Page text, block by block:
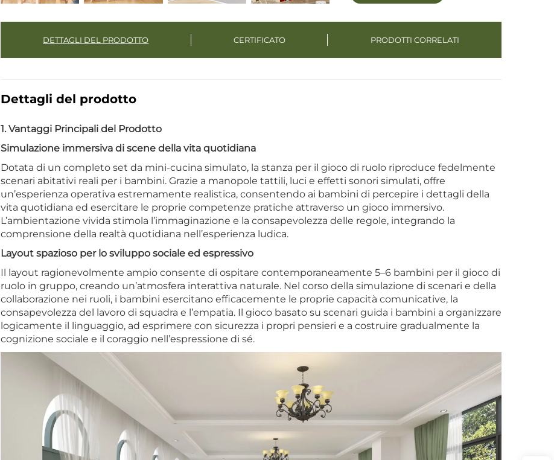
DETTAGLI DEL PRODOTTO CERTIFICATO PRODOTTI CORRELATI
Dettagli del prodotto
1. Vantaggi Principali del Prodotto
Simulazione immersiva di scene della vita quotidiana
Dotata di un completo set da mini-cucina simulato, la stanza per il gioco di ruolo riproduce fedelmente
scenari abitativi reali per i bambini. Grazie a manopole tattili, luci e effetti sonori simulati, offre
un’esperienza operativa estremamente realistica, consentendo ai bambini di percepire i dettagli della
vita quotidiana ed esercitare le proprie competenze pratiche attraverso un gioco immersivo.
L’ambientazione vivida stimola l’immaginazione e la consapevolezza delle regole, integrando la
comprensione della realtà quotidiana nell’esperienza ludica.
Layout spazioso per lo sviluppo sociale ed espressivo
Il layout ragionevolmente ampio consente di ospitare contemporaneamente 5–6 bambini per il gioco di
ruolo in gruppo, creando un’atmosfera interattiva naturale. Nel corso della simulazione di scenari e della
collaborazione nei ruoli, i bambini esercitano efficacemente le proprie capacità comunicative, la
consapevolezza del lavoro di squadra e l’empatia. Il gioco basato su scenari guida i bambini a organizzare
logicamente il linguaggio, ad esprimere con sicurezza i propri pensieri e a costruire gradualmente la
cognizione sociale e il coraggio nell’espressione di sé.